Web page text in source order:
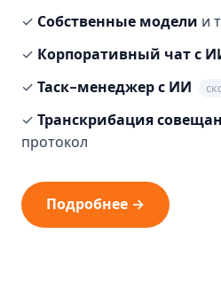
✓ Собственные модели и
✓ Корпоративный чат с
✓ Таск-менеджер с ИИ
✓ Транскрибация
протокол
Подробнее →